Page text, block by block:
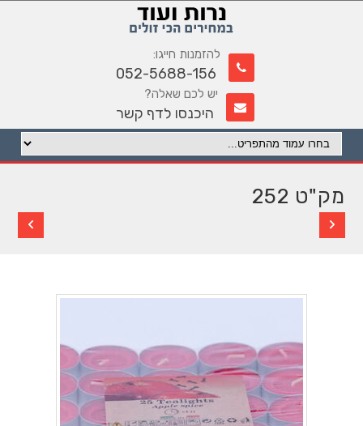
להזמנות חייגו:
052-5688-156
יש לכם שאלה?
היכנסו לדף קשר
מק"ט 252